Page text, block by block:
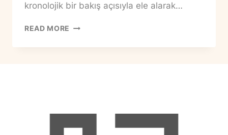
kronolojik bir bakış açısıyla ele alarak…
READ MORE KORE